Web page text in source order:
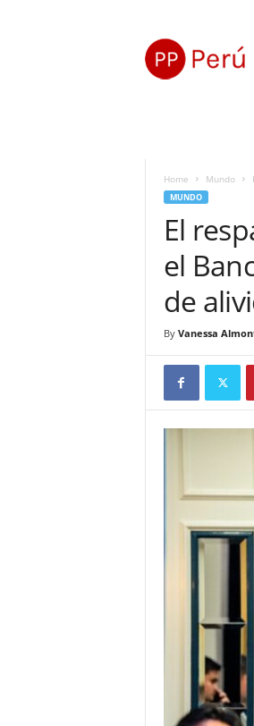
r
ú
Home Mundo
MUNDO
El
el
de
By Vanessa